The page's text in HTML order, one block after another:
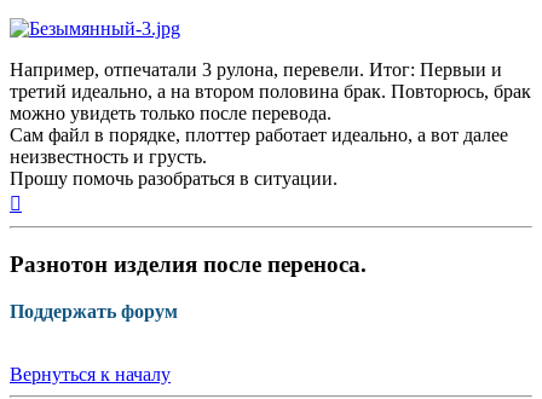
Например, отпечатали 3 рулона, перевели. Итог: Первыи и
третий идеально, а на втором половина брак. Повторюсь, брак
можно увидеть только после перевода.
Сам файл в порядке, плоттер работает идеально, а вот далее
неизвестность и грусть.
Прошу помочь разобраться в ситуации.
Разнотон изделия после переноса.
Поддержать форум
Вернуться к началу